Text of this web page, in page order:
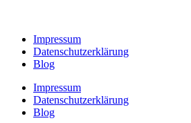
Impressum
Datenschutzerklärung
Blog
Impressum
Datenschutzerklärung
Blog